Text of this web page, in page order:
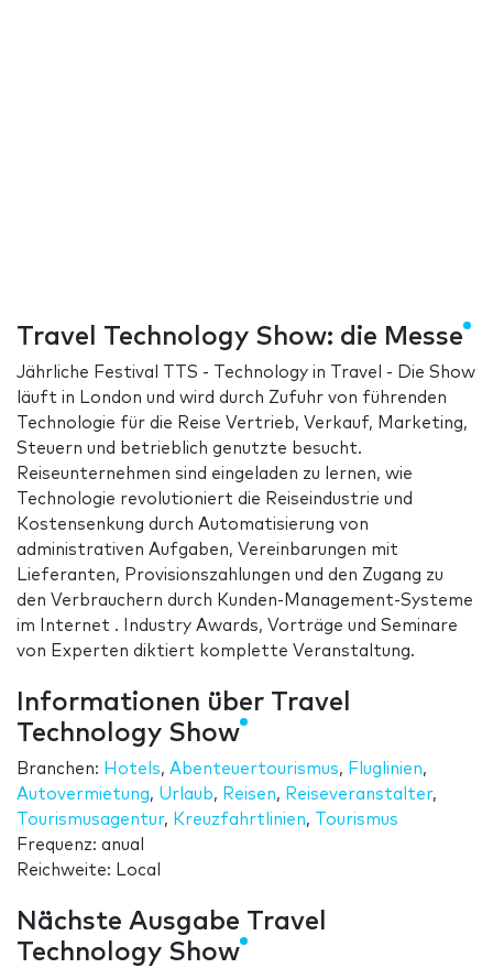
Travel Technology Show: die Messe
Jährliche Festival TTS - Technology in Travel - Die Show
läuft in London und wird durch Zufuhr von führenden
Technologie für die Reise Vertrieb, Verkauf, Marketing,
Steuern und betrieblich genutzte besucht.
Reiseunternehmen sind eingeladen zu lernen, wie
Technologie revolutioniert die Reiseindustrie und
Kostensenkung durch Automatisierung von
administrativen Aufgaben, Vereinbarungen mit
Lieferanten, Provisionszahlungen und den Zugang zu
den Verbrauchern durch Kunden-Management-Systeme
im Internet . Industry Awards, Vorträge und Seminare
von Experten diktiert komplette Veranstaltung.
Informationen über Travel
Technology Show
Branchen: Hotels, Abenteuertourismus, Fluglinien,
Autovermietung, Urlaub, Reisen, Reiseveranstalter,
Tourismusagentur, Kreuzfahrtlinien,
Tourismus
Frequenz: anual
Reichweite: Local
Nächste Ausgabe Travel
Technology Show